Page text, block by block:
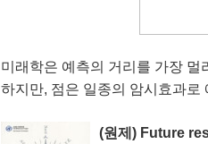
미래학은 예측의 거리를 가장
하지만, 점은 일종의 암시효과로
(원제) Future